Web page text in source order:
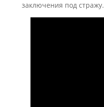
заключения под стражу.